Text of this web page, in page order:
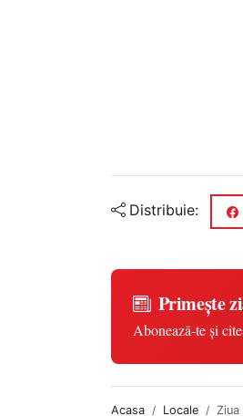
Distribuie:
Primește
Abonează-te și
Acasa Locale Ziua